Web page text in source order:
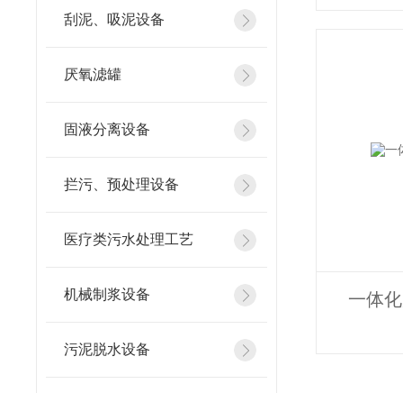
刮泥、吸泥设备
厌氧滤罐
固液分离设备
拦污、预处理设备
医疗类污水处理工艺
机械制浆设备
污泥脱水设备
一体